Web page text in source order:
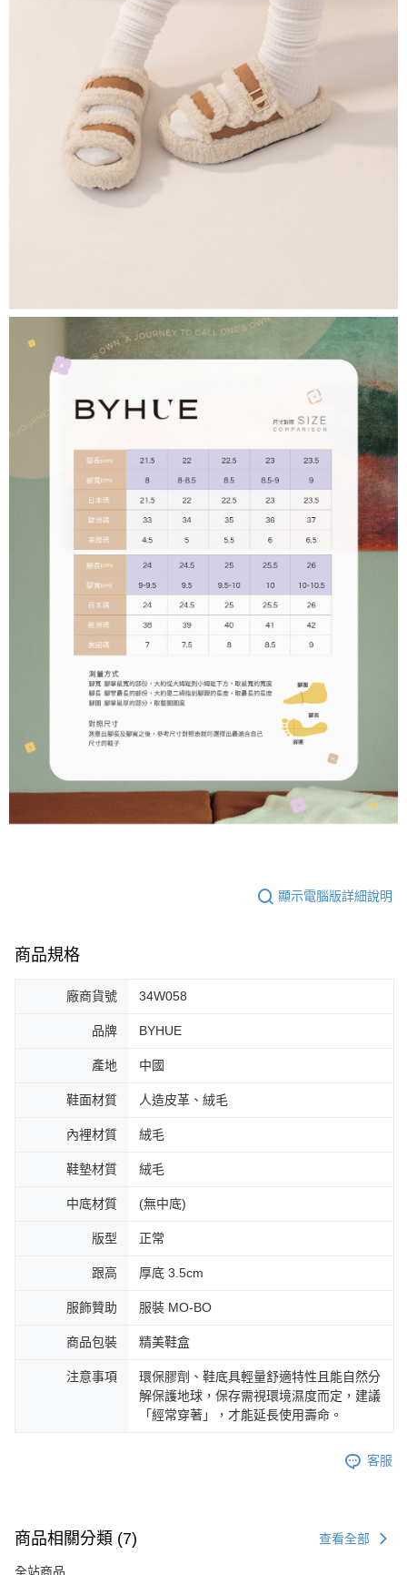
顯示電腦版詳細說明
商品規格
廠商貨號 34W058
品牌 BYHUE
產地 中國
鞋面材質 人造皮革、絨毛
內裡材質 絨毛
鞋墊材質 絨毛
中底材質 (無中底)
版型 正常
跟高 厚底 3.5cm
服飾贊助 服裝 MO-BO
商品包裝 精美鞋盒
注意事項
環保膠劑、鞋底具輕量舒適特性且能自然分
解保護地球，保存需視環境濕度而定，建議
「經常穿著」，才能延長使用壽命。
客服
商品相關分類 (7) 查看全部
全站商品